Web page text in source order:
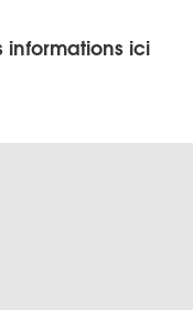
informations ici